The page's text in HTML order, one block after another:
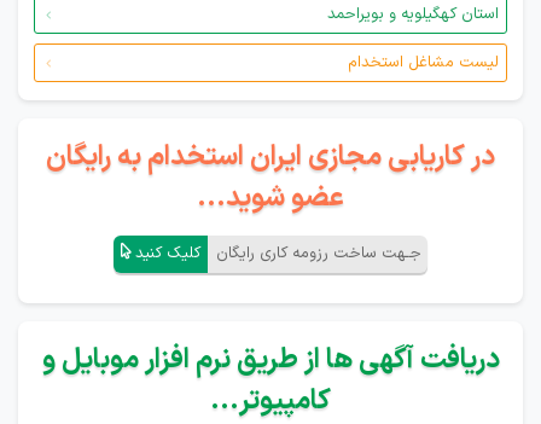
استان کهگیلویه و بویراحمد
لیست مشاغل استخدام
در کاریابی مجازی ایران استخدام به رایگان
عضو شوید...
جـهت ساخت رزومه کاری رایگان کلیک کنید
دریافت آگهی ها از طریق نرم افزار موبایل و
کامپیوتر...